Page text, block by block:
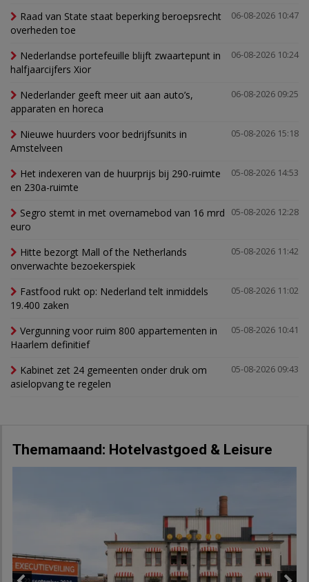
06-08-2026 10:47
Raad van State staat beperking beroepsrecht
overheden toe
06-08-2026 10:24
Nederlandse portefeuille blijft zwaartepunt in
halfjaarcijfers Xior
06-08-2026 09:25
Nederlander geeft meer uit aan auto’s,
apparaten en horeca
05-08-2026 15:18
Nieuwe huurders voor bedrijfsunits in
Amstelveen
05-08-2026 14:53
Het indexeren van de huurprijs bij 290-ruimte
en 230a-ruimte
05-08-2026 12:28
Segro stemt in met overnamebod van 16 mrd
euro
05-08-2026 11:42
Hitte bezorgt Mall of the Netherlands
onverwachte bezoekerspiek
05-08-2026 11:02
Fastfood rukt op: Nederland telt inmiddels
19.400 zaken
05-08-2026 10:41
Vergunning voor ruim 800 appartementen in
Haarlem definitief
05-08-2026 09:43
Kabinet zet 24 gemeenten onder druk om
asielopvang te regelen
Themamaand: Hotelvastgoed & Leisure